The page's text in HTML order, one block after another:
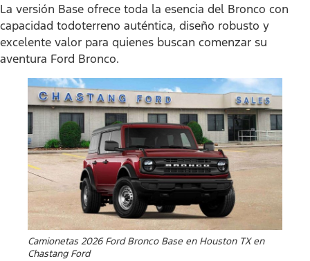
La versión Base ofrece toda la esencia del Bronco con
capacidad todoterreno auténtica, diseño robusto y
excelente valor para quienes buscan comenzar su
aventura Ford Bronco.
Camionetas 2026 Ford Bronco Base en Houston TX en
Chastang Ford